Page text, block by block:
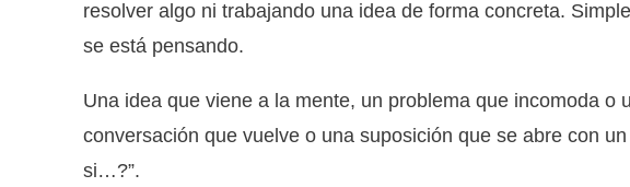
resolver algo ni trabajando una idea de forma concreta.
se está pensando.
Una idea que viene a la mente, un problema que incomoda o
conversación que vuelve o una suposición que se abre con un
si…?”.